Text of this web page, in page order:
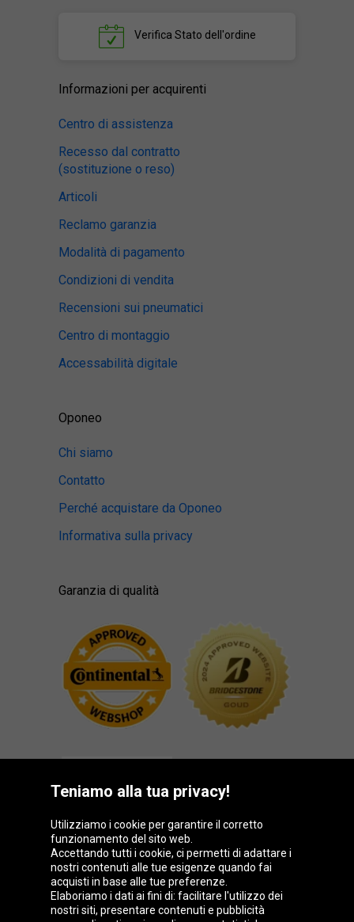
Verifica Stato dell'ordine
Informazioni per acquirenti
Centro di assistenza
Recesso dal contratto
(sostituzione o reso)
Articoli
Reclamo garanzia
Modalità di pagamento
Condizioni di vendita
Recensioni sui pneumatici
Centro di montaggio
Accessabilità digitale
Oponeo
Chi siamo
Contatto
Perché acquistare da Oponeo
Informativa sulla privacy
Garanzia di qualità
Gruppo Oponeo
Teniamo alla tua privacy!
Utilizziamo i cookie per garantire il corretto
funzionamento del sito web.
Accettando tutti i cookie, ci permetti di adattare i
nostri contenuti alle tue esigenze quando fai
acquisti in base alle tue preferenze.
Elaboriamo i dati ai fini di: facilitare l'utilizzo dei
nostri siti, presentare contenuti e pubblicità